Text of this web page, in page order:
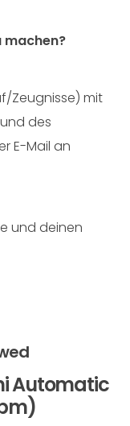
machen?
Zeugnisse) mit
des
E-Mail an
und deinen
Automatic